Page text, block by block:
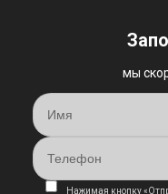
мы
Нажимая кнопку